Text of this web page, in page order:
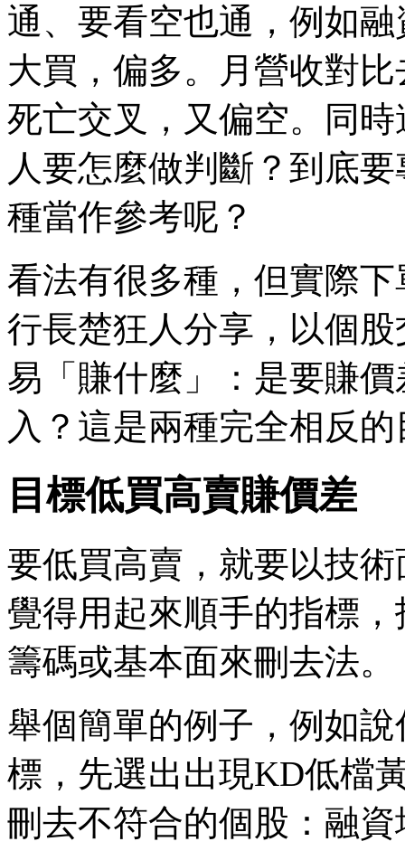
通、要看空也通，例如
大買，偏多。月營收對
死亡交叉，又偏空。同
人要怎麼做判斷？到底
種當作參考呢？
看法有很多種，但實際
行長楚狂人分享，以個
易「賺什麼」：是要賺
入？這是兩種完全相反
目標低買高賣賺價差
要低買高賣，就要以技
覺得用起來順手的指標
籌碼或基本面來刪去法。
舉個簡單的例子，例如
標，先選出出現KD低檔
刪去不符合的個股：融